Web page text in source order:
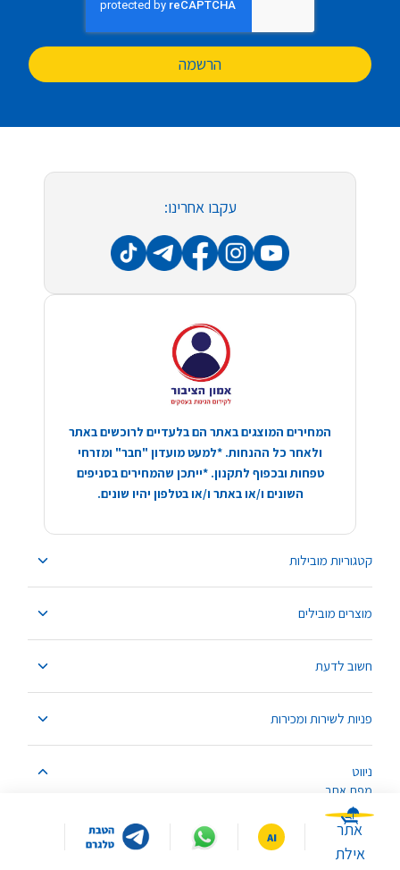
הרשמה
קטגוריות מובילות
מוצרים מובילים
חשוב לדעת
פניות לשירות ומכירות
ניווט
מפת אתר
עקבו אחרינו:
המחירים המוצגים באתר הם בלעדיים לרוכשים באתר
ולאחר כל ההנחות. *למעט מועדון "חבר" ומזרחי
טפחות ובכפוף לתקנון. *ייתכן שהמחירים בסניפים
השונים ו/או באתר ו/או בטלפון יהיו שונים.
אתר
אילת